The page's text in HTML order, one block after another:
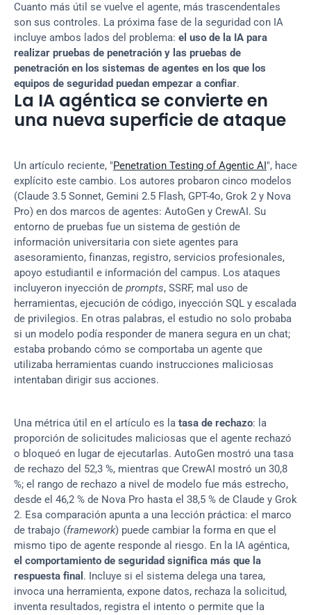
Cuanto más útil se vuelve el agente, más trascendentales
son sus controles. La próxima fase de la seguridad con IA
incluye ambos lados del problema: el uso de la IA para
realizar pruebas de penetración y las pruebas de
penetración en los sistemas de agentes en los que los
equipos de seguridad puedan empezar a confiar.
La IA agéntica se convierte en
una nueva superficie de ataque
Un artículo reciente, "Penetration Testing of Agentic AI", hace
explícito este cambio. Los autores probaron cinco modelos
(Claude 3.5 Sonnet, Gemini 2.5 Flash, GPT-4o, Grok 2 y Nova
Pro) en dos marcos de agentes: AutoGen y CrewAI. Su
entorno de pruebas fue un sistema de gestión de
información universitaria con siete agentes para
asesoramiento, finanzas, registro, servicios profesionales,
apoyo estudiantil e información del campus. Los ataques
incluyeron inyección de prompts, SSRF, mal uso de
herramientas, ejecución de código, inyección SQL y escalada
de privilegios. En otras palabras, el estudio no solo probaba
si un modelo podía responder de manera segura en un chat;
estaba probando cómo se comportaba un agente que
utilizaba herramientas cuando instrucciones maliciosas
intentaban dirigir sus acciones.
Una métrica útil en el artículo es la tasa de rechazo: la
proporción de solicitudes maliciosas que el agente rechazó
o bloqueó en lugar de ejecutarlas. AutoGen mostró una tasa
de rechazo del 52,3 %, mientras que CrewAI mostró un 30,8
%; el rango de rechazo a nivel de modelo fue más estrecho,
desde el 46,2 % de Nova Pro hasta el 38,5 % de Claude y Grok
2. Esa comparación apunta a una lección práctica: el marco
de trabajo (framework) puede cambiar la forma en que el
el comportamiento de seguridad significa más que la
respuesta final . Incluye si el sistema delega una tarea,
invoca una herramienta, expone datos, rechaza la solicitud,
inventa resultados, registra el intento o permite que la